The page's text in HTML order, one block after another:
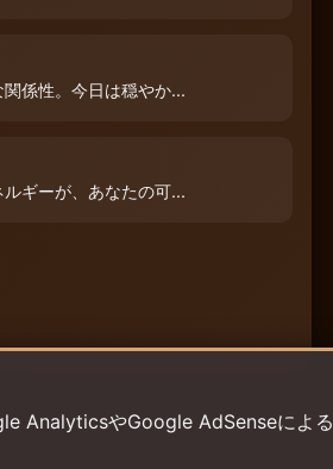
係性。今日は穏やか...
ギーが、あなたの可...
AnalyticsやGoogle AdSenseによる